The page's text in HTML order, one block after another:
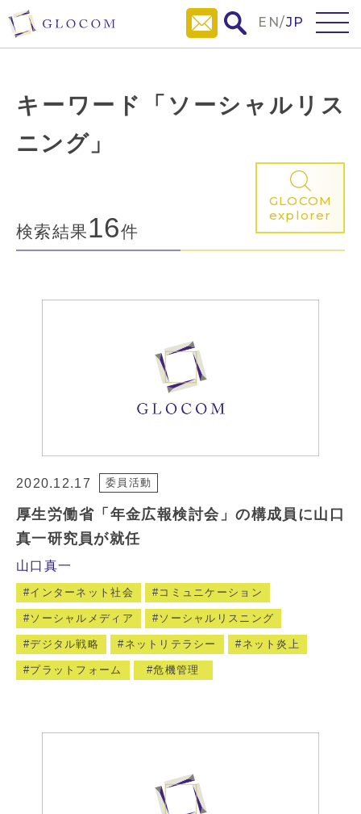
EN/JP
キーワード「ソーシャルリス
ニング」
GLOCOM
explorer
検索結果16件
2020.12.17 委員活動
厚生労働省「年金広報検討会」の構成員に山口
真一研究員が就任
山口真一
インターネット社会 コミュニケーション
ソーシャルメディア ソーシャルリスニング
デジタル戦略 ネットリテラシー ネット炎上
プラットフォーム 危機管理